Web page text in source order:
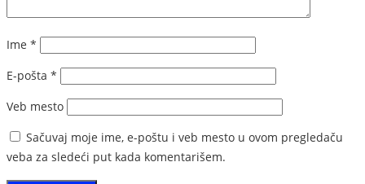
Ime *
E-pošta *
Veb mesto
Sačuvaj moje ime, e-poštu i veb mesto u ovom pregledaču
veba za sledeći put kada komentarišem.